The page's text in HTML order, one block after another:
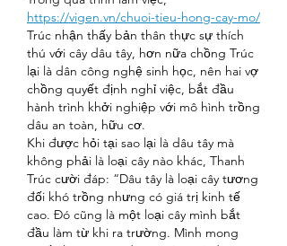
https://vigen.vn/chuoi-tieu-hong-cay-mo/
Trúc nhận thấy bản thân thực sự thích
thú với cây dâu tây, hơn nữa chồng Trúc
lại là dân công nghệ sinh học, nên hai vợ
chồng quyết định nghỉ việc, bắt đầu
hành trình khởi nghiệp với mô hình trồng
dâu an toàn, hữu cơ.
Khi được hỏi tại sao lại là dâu tây mà
không phải là loại cây nào khác, Thanh
Trúc cười đáp: “Dâu tây là loại cây tương
đối khó trồng nhưng có giá trị kinh tế
cao. Đó cũng là một loại cây mình bắt
đầu làm từ khi ra trường. Mình mong